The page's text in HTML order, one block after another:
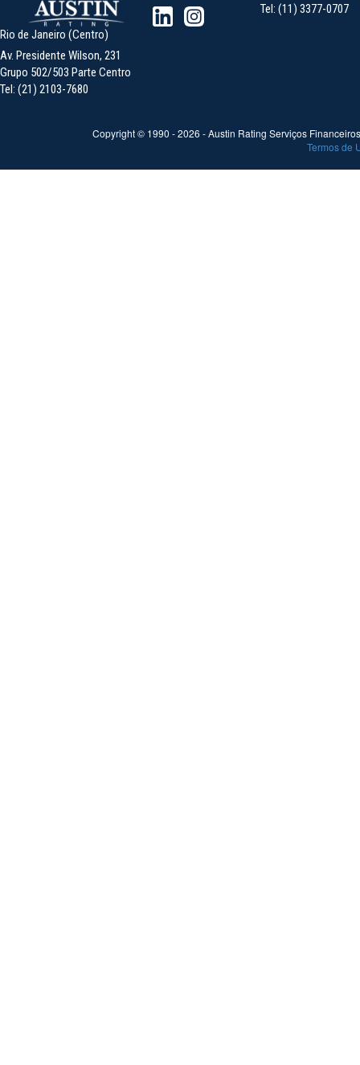
Tel: (11) 3377-0707
Rio de Janeiro (Centro)
Av. Presidente Wilson, 231
Grupo 502/503 Parte Centro
Tel: (21) 2103-7680
Copyright © 1990 -2026 - Austin Rating Serviços
Termos de